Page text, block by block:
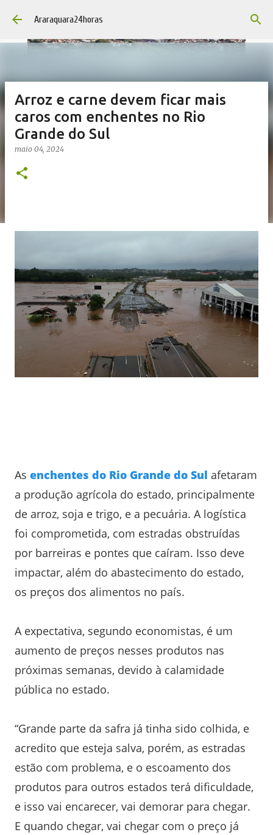
Pular para o conteúdo principal
Araraquara24horas
Arroz e carne devem ficar mais
caros com enchentes no Rio
Grande do Sul
maio 04, 2024
As enchentes do Rio Grande do Sul afetaram
a produção agrícola do estado, principalmente
de arroz, soja e trigo, e a pecuária. A logística
foi comprometida, com estradas obstruídas
por barreiras e pontes que caíram. Isso deve
impactar, além do abastecimento do estado,
os preços dos alimentos no país.
A expectativa, segundo economistas, é um
aumento de preços nesses produtos nas
próximas semanas, devido à calamidade
pública no estado.
“Grande parte da safra já tinha sido colhida, e
acredito que esteja salva, porém, as estradas
estão com problema, e o escoamento dos
produtos para outros estados terá dificuldade,
e isso vai encarecer, vai demorar para chegar.
E quando chegar, vai chegar com o preço já